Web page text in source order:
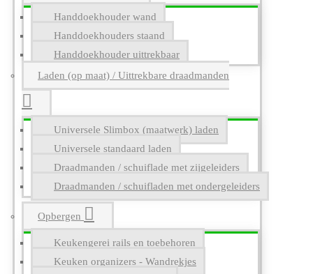
Handdoekhouder wand
Handdoekhouders staand
Handdoekhouder uittrekbaar
Laden (op maat) / Uittrekbare draadmanden
Universele Slimbox (maatwerk) laden
Universele standaard laden
Draadmanden / schuiflade met zijgeleiders
Draadmanden / schuifladen met ondergeleiders
Opbergen
Keukengerei rails en toebehoren
Keuken organizers - Wandrekjes